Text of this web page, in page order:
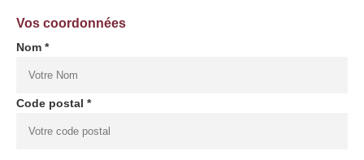
Vos coordonnées
Nom *
Code postal *